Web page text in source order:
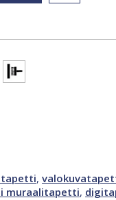
,
muraalitapetti,